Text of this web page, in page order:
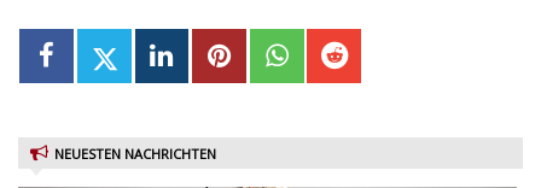
NEUESTEN NACHRICHTEN